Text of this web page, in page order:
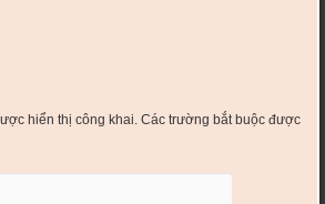
hiển thị công khai. Các trường bắt buộc được